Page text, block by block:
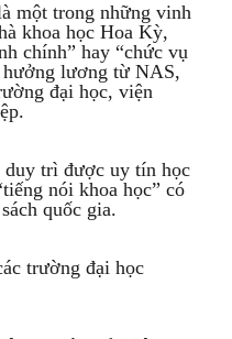
một trong những vinh
khoa học Hoa Kỳ,
chính” hay “chức vụ
lương từ NAS,
đại học, viện
duy trì được uy tín học
nói khoa học” có
quốc gia.
trường đại học